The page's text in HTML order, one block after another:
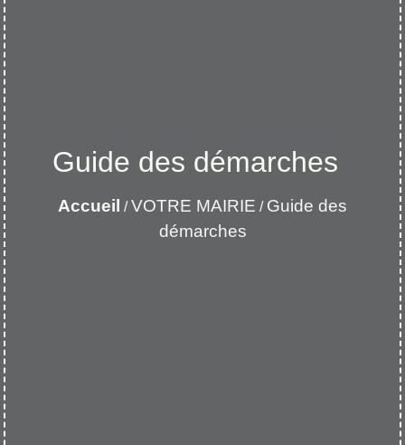
Guide des démarches
Accueil /VOTRE MAIRIE / Guide des
démarches